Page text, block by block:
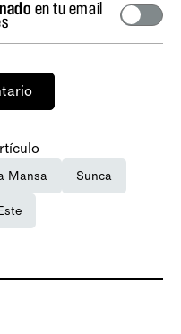
en tu email
Mansa Sunca